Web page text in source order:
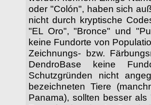
oder "Colón", haben sich
nicht durch kryptische
"EL Oro", "Bronce" und
keine Fundorte von
Zeichnungs- bzw.
DendroBase keine
Schutzgründen nicht
bezeichneten Tiere
Panama), sollten besser